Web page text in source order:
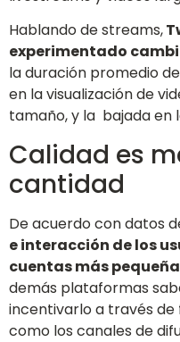
Hablando de streams,
experimentado
la duración promedio
en la visualización de
tamaño, y la bajada en
Calidad es
cantidad
De acuerdo con datos
e interacción de los
cuentas más
demás plataformas
incentivarlo a través de
como los canales de